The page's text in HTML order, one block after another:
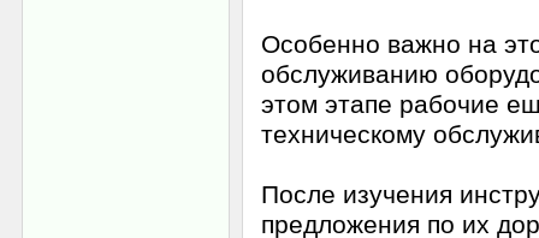
Особенно важно на
обслуживанию
этом этапе рабочие
техническому
После изучения
предложения по их